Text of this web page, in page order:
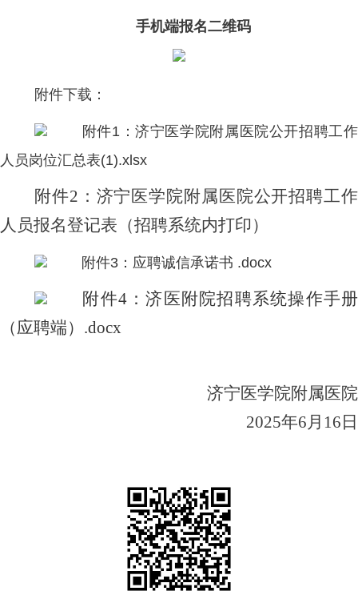
手机端报名二维码
附件下载：
附件1：济宁医学院附属医院公开招聘工作
人员岗位汇总表(1).xlsx
附件2：济宁医学院附属医院公开招聘工作
人员报名登记表 （招聘系统内打印）
附件3：应聘诚信承诺书 .docx
附件4：济医附院招聘系统操作手册
（应聘端）.docx
济宁医学院附属医院
2025年6月 16 日